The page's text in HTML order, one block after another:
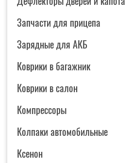
Запчасти для прицепа
Зарядные для АКБ
Коврики в багажник
Коврики в салон
Компрессоры
Колпаки автомобильные
Ксенон